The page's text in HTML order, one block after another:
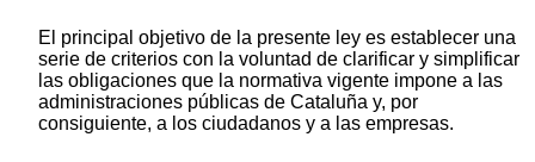
El principal objetivo de la presente ley es establecer una
serie de criterios con la voluntad de clarificar y simplificar
las obligaciones que la normativa vigente impone a las
administraciones públicas de Cataluña y, por
consiguiente, a los ciudadanos y a las empresas.